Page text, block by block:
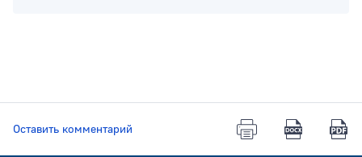
Оставить комментарий